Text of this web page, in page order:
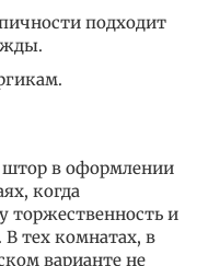
подходит
штор в оформлении
когда
торжественность и
В тех комнатах, в
варианте не